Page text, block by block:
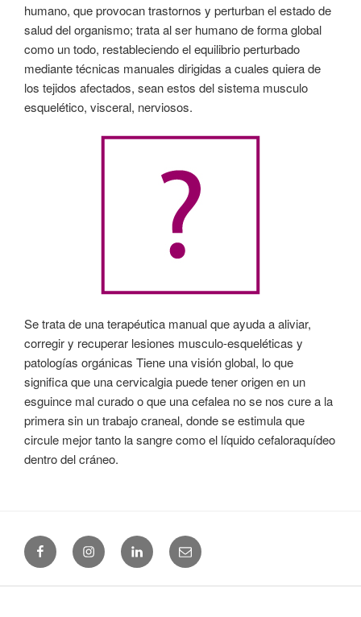
humano, que provocan trastornos y perturban el estado de
salud del organismo; trata al ser humano de forma global
como un todo, restableciendo el equilibrio perturbado
mediante técnicas manuales dirigidas a cuales quiera de
los tejidos afectados, sean estos del sistema musculo
esquelético, visceral, nerviosos.
Se trata de una terapéutica manual que ayuda a aliviar,
corregir y recuperar lesiones musculo-esqueléticas y
patologías orgánicas Tiene una visión global, lo que
significa que una cervicalgia puede tener origen en un
esguince mal curado o que una cefalea no se nos cure a la
primera sin un trabajo craneal, donde se estimula que
circule mejor tanto la sangre como el líquido cefaloraquídeo
dentro del cráneo.
FacebookInstagramLinkedinEmail